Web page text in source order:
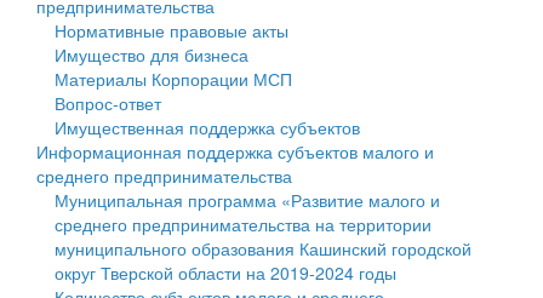
Государственные услуги
Промышленность и АПК
Экономика и бизнес
...
Символика
Устав
Гостям округа
Туризм
Культура
Образование
муниципального округа Тверской области
Администрация Кашинского муниципального округа
Тверской области
Управление сельскими территориями
Открытые данные
Работа с обращениями граждан
Финансовое управление
Бюджет для граждан
Имущество
Выявление правообладателей ранее учтенных
объектов недвижимости
Имущественная поддержка субъектов малого и
предпринимательства
Нормативные правовые акты
Имущество для бизнеса
Материалы Корпорации МСП
Вопрос-ответ
Имущественная поддержка субъектов
Информационная поддержка субъектов малого и
среднего предпринимательства
Муниципальная программа «Развитие малого и
среднего предпринимательства на территории
муниципального образования Кашинский городской
округ Тверской области на 2019-2024 годы